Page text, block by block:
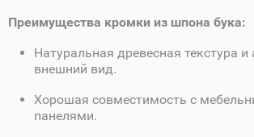
Преимущества кромки из шпона бука:
Натуральная древесная текстура
внешний вид.
Хорошая совместимость с
панелями.